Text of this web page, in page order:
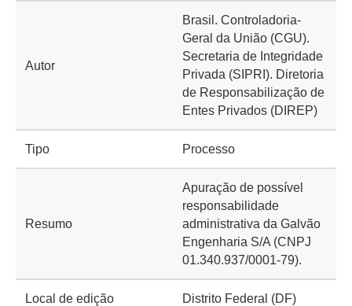
Autor
Brasil. Controladoria-
Geral da União (CGU).
Secretaria de Integridade
Privada (SIPRI). Diretoria
de Responsabilização de
Entes Privados (DIREP)
Tipo Processo
Resumo
Apuração de possível
responsabilidade
administrativa da Galvão
Engenharia S/A (CNPJ
01.340.937/0001-79).
Local de edição Distrito Federal (DF)